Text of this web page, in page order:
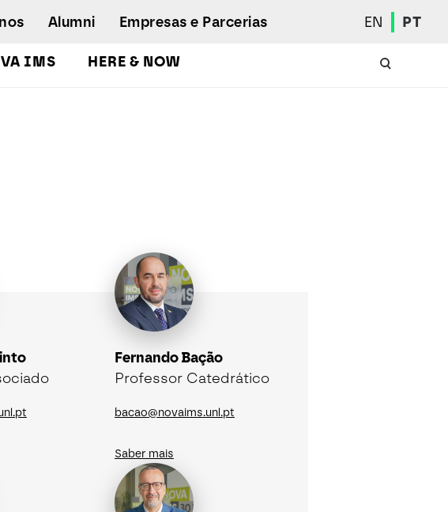
Informação
Bolsas
Gabinete de Inserção Profissional
Serviços de Ação Social
Desporto
Seguros de Acidentes Pessoais
Mentoria
IMS HERE & NOW
Alumni Empresas e Parcerias EN PT
Fernando Bação
Professor Catedrático
bacao@novaims.unl.pt
Saber mais